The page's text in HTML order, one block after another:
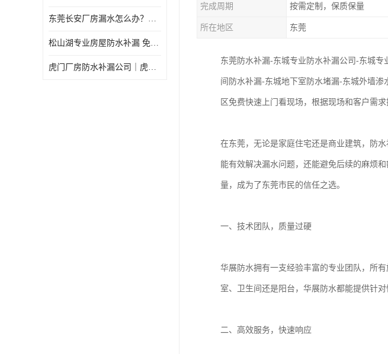
东莞长安厂房漏水怎么办？华展防水24小时解决渗漏难题
松山湖专业房屋防水补漏 免费上门看现场，快速提供可靠方案
虎门厂房防水补漏公司｜虎门专修厂房渗漏水｜虎门楼面漏水补漏
完成周期 按需定制，保质保量
所在地区 东莞
东莞防水补漏-东城专业防水补漏公司-东城
间防水补漏-东城地下室防水堵漏-东城外墙
区免费快速上门看现场，根据现场和客户需
在东莞，无论是家庭住宅还是商业建筑，防
能有效解决漏水问题，还能避免后续的麻烦
量，成为了东莞市民的信任之选。
一、技术团队，质量过硬
华展防水拥有一支经验丰富的专业团队，所
室、卫生间还是阳台，华展防水都能提供针
二、高效服务，快速响应